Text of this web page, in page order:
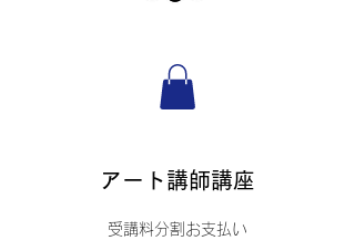
アート講師講座
受講料分割お支払い